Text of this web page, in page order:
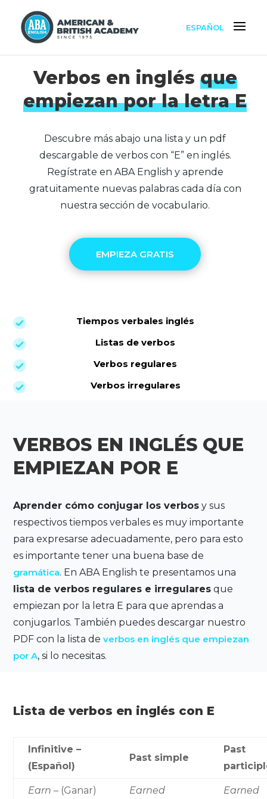
ESPAÑOL
Verbos en inglés que
empiezan por la letra E
Descubre más abajo una lista y un pdf
descargable de verbos con “E” en inglés.
Regístrate en ABA English y aprende
gratuitamente nuevas palabras cada día con
nuestra sección de vocabulario.
EMPIEZA GRATIS
Tiempos verbales inglés
Listas de verbos
Verbos regulares
Verbos irregulares
VERBOS EN INGLÉS QUE
EMPIEZAN POR E
Aprender cómo conjugar los verbos y sus
respectivos tiempos verbales es muy importante
para expresarse adecuadamente, pero para esto
es importante tener una buena base de
gramática. En ABA English te presentamos una
lista de verbos regulares e irregulares que
empiezan por la letra E para que aprendas a
conjugarlos. También puedes descargar nuestro
PDF con la lista deverbos en inglés que empiezan
por A, si lo necesitas.
Lista de verbos en inglés con E
Infinitive –
(Español)
Past simple
Past
Earn – (Ganar) Earned Earned